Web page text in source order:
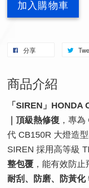
加入購物車
分享
商品介紹
「SIREN」
｜頂級熱修復 ，專
代 CB150R 大燈造
SIREN 採用高等級
整包覆 ，能有效防
耐刮、防磨、防黃化